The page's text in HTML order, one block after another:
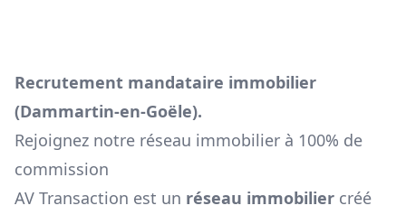
Recrutement mandataire immobilier
(Dammartin-en-Goële).
Rejoignez notre réseau immobilier à 100% de
commission
AV Transaction est un réseau immobilier créé